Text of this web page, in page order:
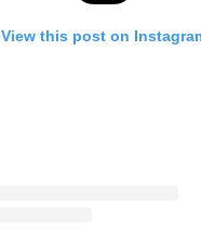
View this post on